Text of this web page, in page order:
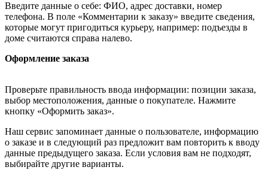
Введите данные о себе: ФИО, адрес доставки, номер
телефона. В поле «Комментарии к заказу» введите сведения,
которые могут пригодиться курьеру, например: подъезды в
доме считаются справа налево.
Оформление заказа
Проверьте правильность ввода информации: позиции заказа,
выбор местоположения, данные о покупателе. Нажмите
кнопку «Оформить заказ».
Наш сервис запоминает данные о пользователе, информацию
о заказе и в следующий раз предложит вам повторить к вводу
данные предыдущего заказа. Если условия вам не подходят,
выбирайте другие варианты.